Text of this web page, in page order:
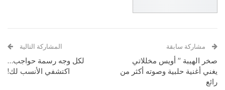
مشاركة سابقة
صخر الهيبة ” أويس مخللاتي
يغني أغنية حلبية وصوته أكثر من
رائع
المشاركة التالية
لكل وجه رسمة حواجب…
اكتشفي الأنسب لك!